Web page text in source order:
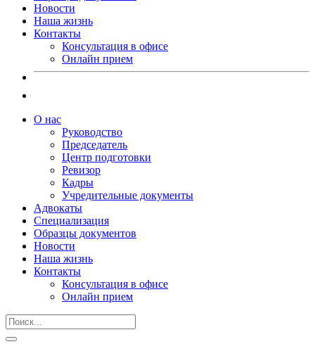
Новости
Наша жизнь
Контакты
Консультация в офисе
Онлайн прием
О нас
Руководство
Председатель
Центр подготовки
Ревизор
Кадры
Учредительные документы
Адвокаты
Специализация
Образцы документов
Новости
Наша жизнь
Контакты
Консультация в офисе
Онлайн прием